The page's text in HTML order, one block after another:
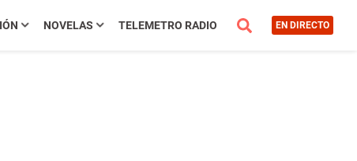
NOVELAS TELEMETRO RADIO EN DIRECTO